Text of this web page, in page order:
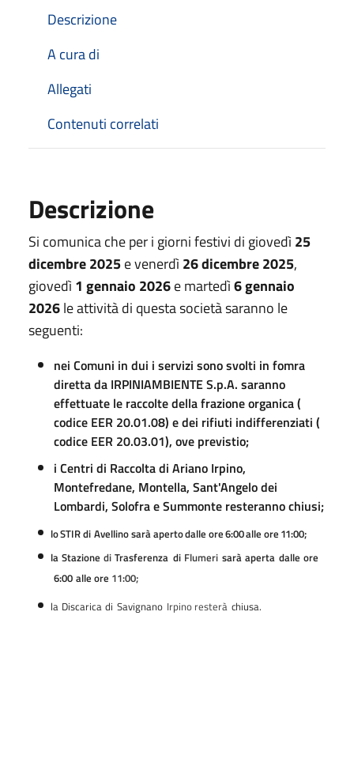
Descrizione
A cura di
Allegati
Contenuti correlati
Descrizione
Si comunica che per i giorni festivi di giovedì25
dicembre 2025e venerdì26 dicembre 2025,
giovedì1 gennaio 2026e martedì6 gennaio
2026le attività di questa società saranno le
seguenti:
nei Comuni in dui i servizi sono svolti in fomra
diretta da IRPINIAMBIENTE S.p.A. saranno
effettuate le raccolte della frazione organica (
codice EER 20.01.08) e dei rifiuti indifferenziati (
codice EER 20.03.01), ove previstio;
i Centri di Raccolta di Ariano Irpino,
Montefredane, Montella, Sant'Angelo dei
Lombardi, Solofra e Summonte resteranno chiusi;
loSTIRdi Avellinosaràapertodalle ore6:00alle ore 11:00;
la Stazione di Trasferenza di Flumeri sarà aperta dalle ore
6:00 alle ore 11:00;
la Discarica di Savignano Irpino resterà chiusa.